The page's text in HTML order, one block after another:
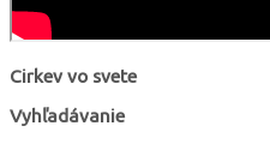
Cirkev vo svete
Vyhľadávanie